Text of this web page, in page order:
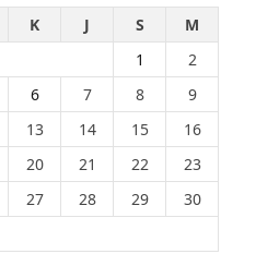
K J S
M
1
2
6 7 8
9
13 14 15
16
20 21 22
23
27 28 29
30